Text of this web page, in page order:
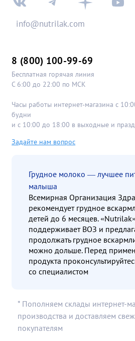
info@nutrilak.com
8 (800) 100-99-69
Бесплатная горячая линия
С 6:00 до 22:00 по МСК
Часы работы интернет-магазина с
будни
и с 10:00 до 18:00 в выходные и
Задайте нам вопрос
Грудное молоко — лучшее
малыша
Всемирная Организация
рекомендует грудное
детей до 6 месяцев. «Nutrilak»
поддерживает ВОЗ и
продолжать грудное
можно дольше. Перед
продукта
со специалистом
* Пополняем склады интернет-
производства и доставляем
покупателям